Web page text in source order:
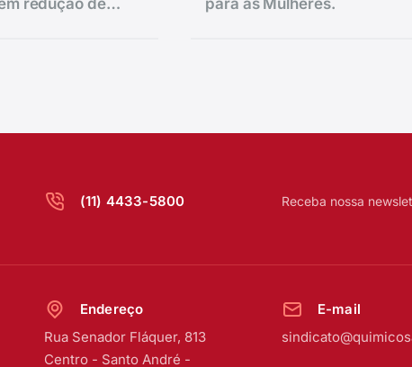
(11) 4433-5800 Receba nossa
Endereço
Rua Senador Fláquer, 813
Centro - Santo André -
E-mail